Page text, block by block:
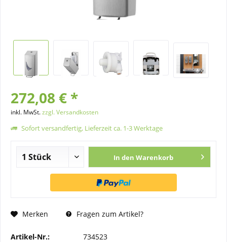
272,08 € *
inkl. MwSt.zzgl. Versandkosten
Sofort versandfertig, Lieferzeit ca. 1-3 Werktage
In den Warenkorb
Merken Fragen zum Artikel?
Artikel-Nr.:
734523